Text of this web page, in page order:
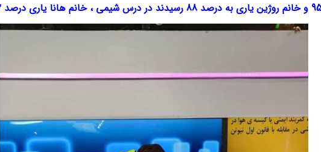
در درس شیمی ، خانم هانا یاری درصد 92 و خانم روژین یاری به درصد 88 رسیدند